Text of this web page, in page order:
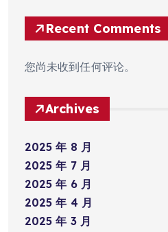
Recent Comments
您尚未收到任何评论。
Archives
2025 年 8 月
2025 年 7 月
2025 年 6 月
2025 年 4 月
2025 年 3 月